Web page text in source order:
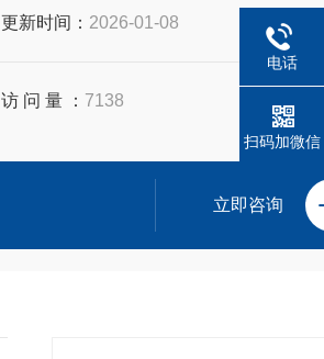
更新时间： 2026-01-08
访 问 量 ： 7138
立即咨询
电话
扫码加微信